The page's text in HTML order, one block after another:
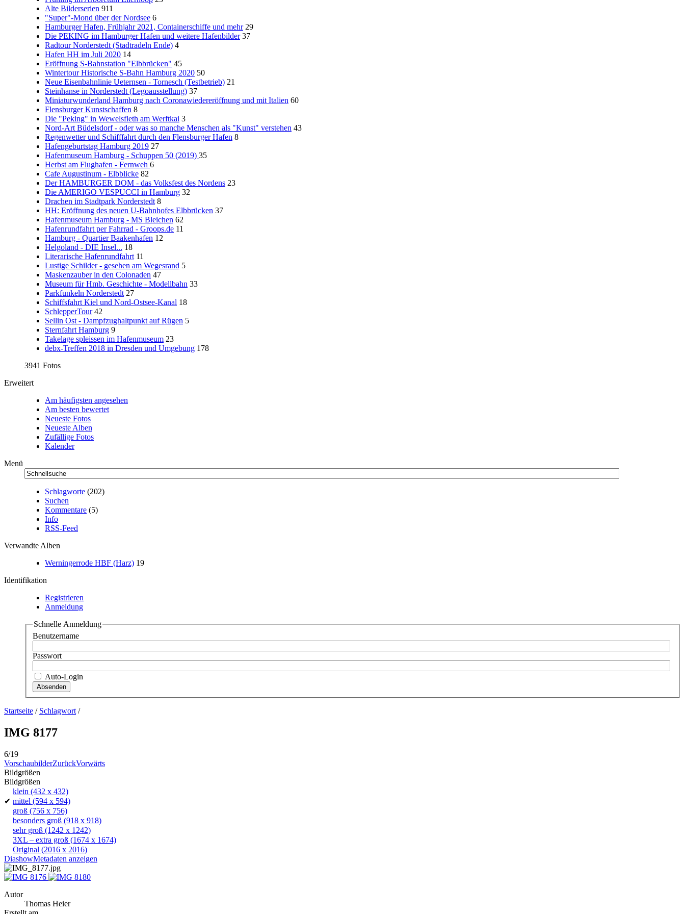
Alte Bilderserien 911
"Super"-Mond über der Nordsee 6
Hamburger Hafen, Frühjahr 2021, Containerschiffe und mehr 29
Die PEKING im Hamburger Hafen und weitere Hafenbilder 37
Radtour Norderstedt (Stadtradeln Ende) 4
Hafen HH im Juli 2020 14
Eröffnung S-Bahnstation "Elbbrücken" 45
Wintertour Historische S-Bahn Hamburg 2020 50
Neue Eisenbahnlinie Ueternsen - Tornesch (Testbetrieb) 21
Steinhanse in Norderstedt (Legoausstellung) 37
Miniaturwunderland Hamburg nach Coronawiedereröffnung und mit Italien 60
Flensburger Kunstschaffen 8
Die "Peking" in Wewelsfleth am Werftkai 3
Nord-Art Büdelsdorf - oder was so manche Menschen als "Kunst" verstehen 43
Regenwetter und Schifffahrt durch den Flensburger Hafen 8
Hafengeburtstag Hamburg 2019 27
Hafenmuseum Hamburg - Schuppen 50 (2019) 35
Herbst am Flughafen - Fernweh 6
Cafe Augustinum - Elbblicke 82
Der HAMBURGER DOM - das Volksfest des Nordens 23
Die AMERIGO VESPUCCI in Hamburg 32
Drachen im Stadtpark Norderstedt 8
HH: Eröffnung des neuen U-Bahnhofes Elbbrücken 37
Hafenmuseum Hamburg - MS Bleichen 62
Hafenrundfahrt per Fahrrad - Groops.de 11
Hamburg - Quartier Baakenhafen 12
Helgoland - DIE Insel... 18
Literarische Hafenrundfahrt 11
Lustige Schilder - gesehen am Wegesrand 5
Maskenzauber in den Colonaden 47
Museum für Hmb. Geschichte - Modellbahn 33
Parkfunkeln Norderstedt 27
Schiffsfahrt Kiel und Nord-Ostsee-Kanal 18
SchlepperTour 42
Sellin Ost - Dampfzughaltpunkt auf Rügen 5
Sternfahrt Hamburg 9
Takelage spleissen im Hafenmuseum 23
debx-Treffen 2018 in Dresden und Umgebung 178
3941 Fotos
Erweitert
Am häufigsten angesehen
Am besten bewertet
Neueste Fotos
Neueste Alben
Zufällige Fotos
Kalender
Menü
Schlagworte (202)
Suchen
Kommentare (5)
Info
RSS-Feed
Verwandte Alben
Werningerrode HBF (Harz) 19
Identifikation
Registrieren
Anmeldung
Schnelle Anmeldung
Benutzername
Passwort
Auto-Login
Startseite / Schlagwort /
IMG 8177
6/19
VorschaubilderZurückVorwärts
Bildgrößen
Bildgrößen
klein (432 x 432)
✔ mittel (594 x 594)
groß (756 x 756)
besonders groß (918 x 918)
sehr groß (1242 x 1242)
3XL – extra groß (1674 x 1674)
Original (2016 x 2016)
DiashowMetadaten anzeigen
Autor
Thomas Heier